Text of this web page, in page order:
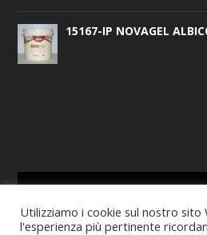
15167-IP NOVAGEL
CERCA
Utilizziamo i cookie sul nostro
l'esperienza più pertinente